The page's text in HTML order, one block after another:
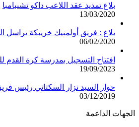
بلاغ تمديد عقد اللاعب داكو تشيبامبا
13/03/2020
بلاغ : فريق أولمبيك خريبكة يراسل
06/02/2020
افتتاح التسجيل بمدرسة كرة القدم
19/09/2023
حوار السيد نزار السكتاني رئيس
03/12/2019
الجهات الداعمة